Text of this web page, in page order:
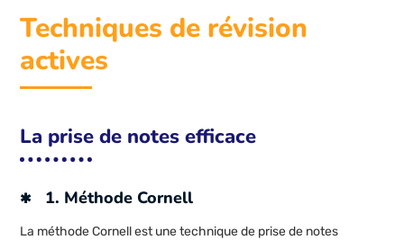
Techniques de révision
actives
La prise de notes efficace
1. Méthode Cornell
La méthode Cornell est une technique de prise de notes